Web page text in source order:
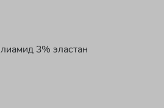
3% эластан